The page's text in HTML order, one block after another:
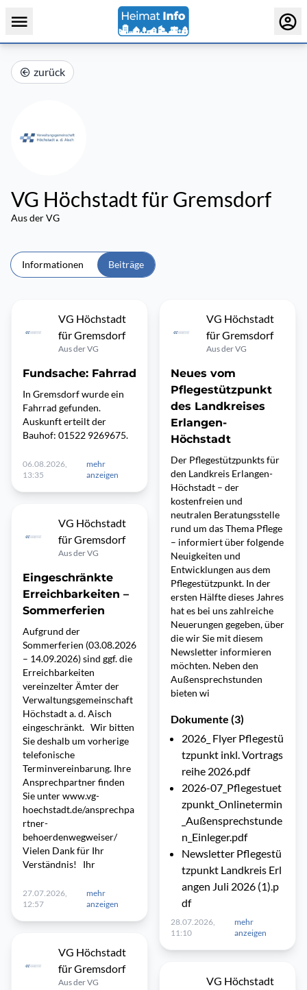
zurück
VG Höchstadt für Gremsdorf
Aus der VG
Informationen Beiträge
VG Höchstadt
für Gremsdorf
Aus der VG
Fundsache: Fahrrad
In Gremsdorf wurde ein
Fahrrad gefunden.
Auskunft erteilt der
Bauhof: 01522 9269675.
06.08.2026,
13:35
mehr
anzeigen
VG Höchstadt
für Gremsdorf
Aus der VG
Eingeschränkte
Erreichbarkeiten –
Sommerferien
Aufgrund der
Sommerferien (03.08.2026
– 14.09.2026) sind ggf. die
Erreichbarkeiten
vereinzelter Ämter der
Verwaltungsgemeinschaft
Höchstadt a. d. Aisch
eingeschränkt. Wir bitten
Sie deshalb um vorherige
telefonische
Terminvereinbarung. Ihre
Ansprechpartner finden
Sie unter www.vg-
hoechstadt.de/ansprechpa
rtner-
behoerdenwegweiser/
Vielen Dank für Ihr
Verständnis! Ihr
27.07.2026,
12:57
mehr
anzeigen
VG Höchstadt
für Gremsdorf
Aus der VG
VG Höchstadt
für Gremsdorf
Aus der VG
Neues vom
Pflegestützpunkt
des Landkreises
Erlangen-
Höchstadt
Der Pflegestützpunkts für
den Landkreis Erlangen-
Höchstadt – der
kostenfreien und
neutralen Beratungsstelle
rund um das Thema Pflege
– informiert über folgende
Neuigkeiten und
Entwicklungen aus dem
Pflegestützpunkt. In der
ersten Hälfte dieses Jahres
hat es bei uns zahlreiche
Neuerungen gegeben, über
die wir Sie mit diesem
Newsletter informieren
möchten. Neben den
Außensprechstunden
bieten wi
Dokumente (3)
2026_ Flyer Pflegestü
tzpunkt inkl. Vortrags
reihe 2026.pdf
2026-07_Pflegestuet
zpunkt_Onlinetermin
_Außensprechstunde
n_Einleger.pdf
Newsletter Pflegestü
tzpunkt Landkreis Erl
angen Juli 2026 (1).p
df
28.07.2026,
11:10
mehr
anzeigen
VG Höchstadt